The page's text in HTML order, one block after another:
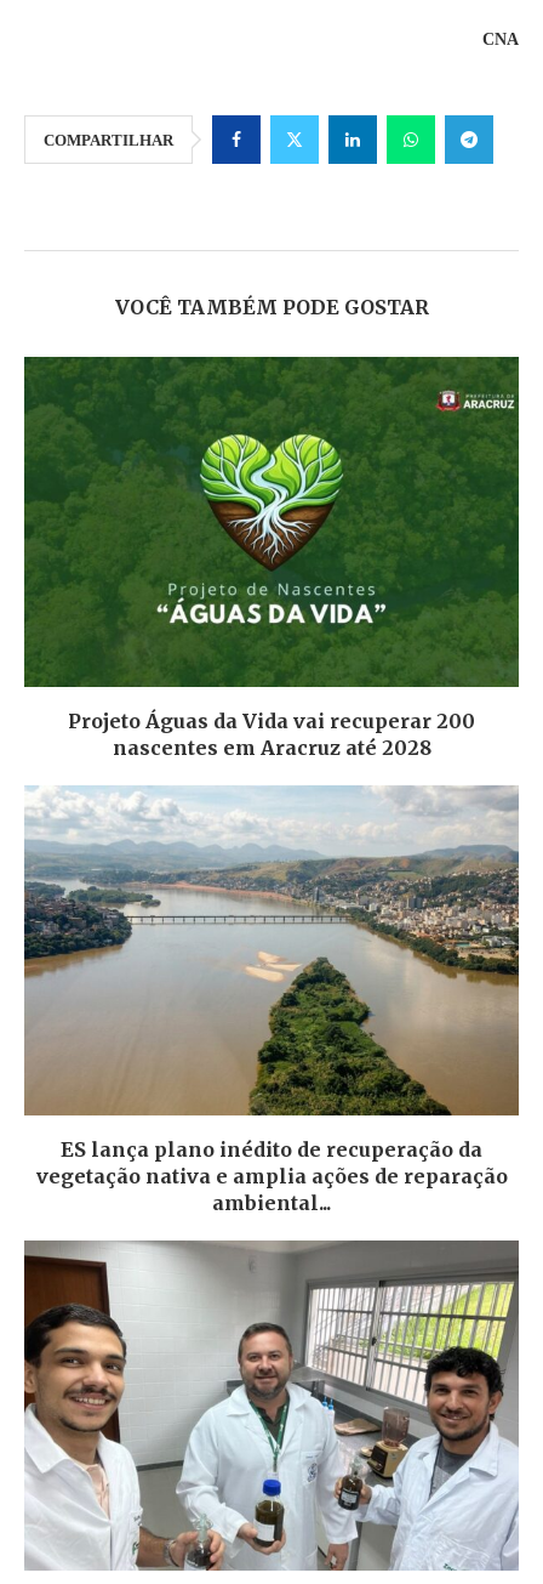
CNA
COMPARTILHAR
VOCÊ TAMBÉM PODE GOSTAR
Projeto Águas da Vida vai recuperar 200
nascentes em Aracruz até 2028
ES lança plano inédito de recuperação da
vegetação nativa e amplia ações de reparação
ambiental...